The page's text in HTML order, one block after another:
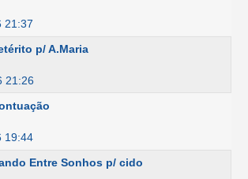
21:37
p/ A.Maria
21:26
19:44
Entre Sonhos p/ cido